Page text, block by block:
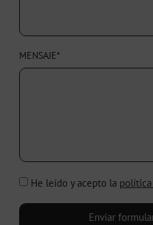
MENSAJE*
He leído y acepto la
Enviar